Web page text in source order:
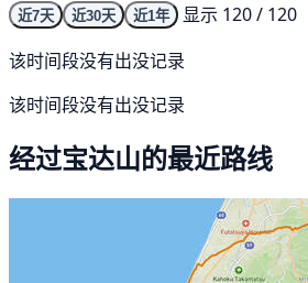
近7天 近30天 近1年
显示 120 / 120
该时间段没有出没记录
该时间段没有出没记录
经过宝达山的最近路线